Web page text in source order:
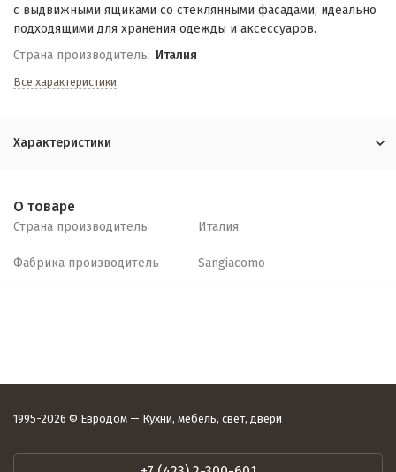
с выдвижными ящиками со стеклянными фасадами, идеально
подходящими для хранения одежды и аксессуаров.
Страна производитель: Италия
Все характеристики
Характеристики
О товаре
Страна производитель Италия
Фабрика производитель Sangiacomo
1995-2026 © Евродом — Кухни, мебель, свет, двери